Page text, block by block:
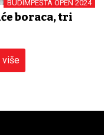
BUDIMPEŠTA OPEN 2024
boraca, tri
više